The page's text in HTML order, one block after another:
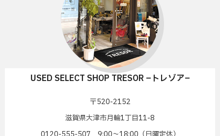
USED SELECT SHOP TRESOR –トレゾア–
〒520-2152
滋賀県大津市月輪1丁目11-8